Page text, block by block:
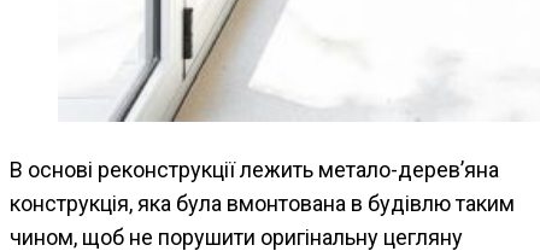
В основі реконструкції лежить метало-дерев’яна
конструкція, яка була вмонтована в будівлю таким
чином, щоб не порушити оригінальну цегляну